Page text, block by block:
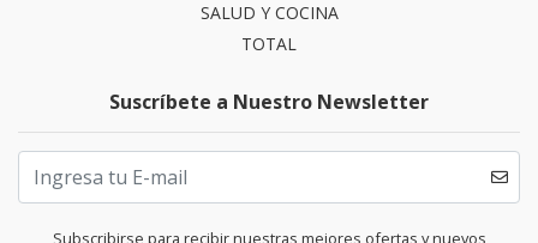
SALUD Y COCINA
TOTAL
Suscríbete a Nuestro Newsletter
Subscribirse para recibir nuestras mejores ofertas y nuevos